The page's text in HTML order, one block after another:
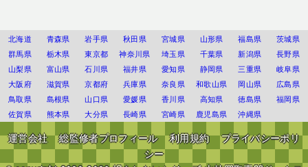
北海道 青森県 岩手県 秋田県 宮城県 山形県 福島県
茨城県
群馬県
栃木県 東京都 神奈川県 埼玉県 千葉県 新潟県
長野県
山梨県
富山県 石川県 福井県 愛知県 静岡県 三重県
岐阜県
大阪府
滋賀県 京都府 兵庫県 奈良県 和歌山県 岡山県
広島県
鳥取県
島根県 山口県 愛媛県 香川県 高知県 徳島県
福岡県
佐賀県
熊本県 大分県 長崎県 宮崎県 鹿児島県 沖縄県
運営会社 総監修者プロフィール 利用規約
プライバシーポリ
シー